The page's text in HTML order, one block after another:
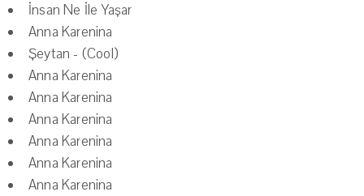
İnsan Ne İle Yaşar
Anna Karenina
Şeytan - (Cool)
Anna Karenina
Anna Karenina
Anna Karenina
Anna Karenina
Anna Karenina
Anna Karenina